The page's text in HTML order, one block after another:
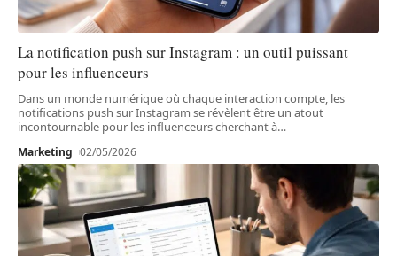
La notification push sur Instagram : un outil puissant
pour les influenceurs
Dans un monde numérique où chaque interaction compte, les
notifications push sur Instagram se révèlent être un atout
incontournable pour les influenceurs cherchant à…
Marketing 02/05/2026